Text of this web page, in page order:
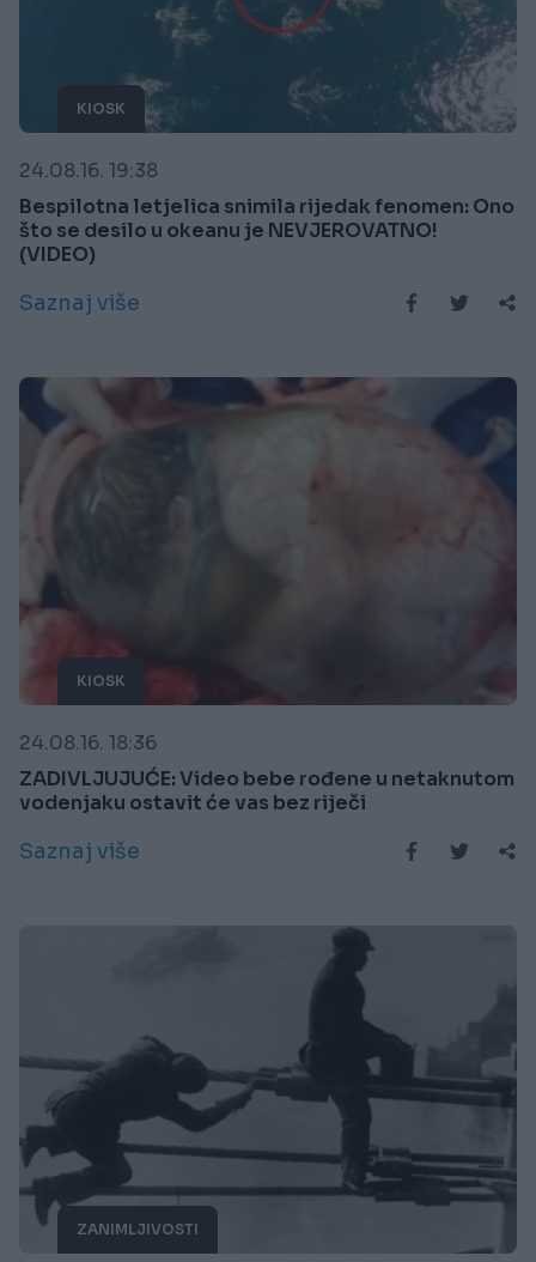
KIOSK
24.08.16. 19:38
Bespilotna letjelica snimila rijedak fenomen: Ono
što se desilo u okeanu je NEVJEROVATNO!
(VIDEO)
Saznaj više
KIOSK
24.08.16. 18:36
ZADIVLJUJUĆE: Video bebe rođene u netaknutom
vodenjaku ostavit će vas bez riječi
Saznaj više
ZANIMLJIVOSTI